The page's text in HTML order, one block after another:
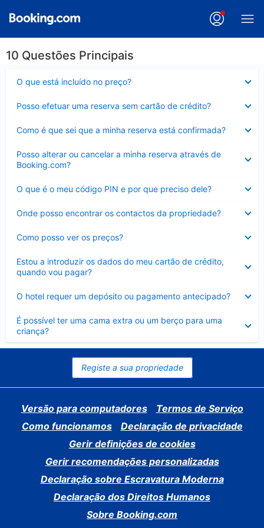
10 Questões Principais
O que está incluído no preço?
fechado
Posso efetuar uma reserva sem cartão de crédito?
fechado
Como é que sei que a minha reserva está confirmada?
fechado
Posso alterar ou cancelar a minha reserva através de
Booking.com?
fechado
O que é o meu código PIN e por que preciso dele?
fechado
Onde posso encontrar os contactos da propriedade?
fechado
Como posso ver os preços?
fechado
Estou a introduzir os dados do meu cartão de crédito,
quando vou pagar?
fechado
O hotel requer um depósito ou pagamento antecipado?
fechado
É possível ter uma cama extra ou um berço para uma
criança?
Elemento
fechado
Registe a sua propriedade
Versão para computadores
Termos de Serviço
Como funcionamos
Declaração de privacidade
Gerir definições de cookies
Gerir recomendações personalizadas
Declaração sobre Escravatura Moderna
Declaração dos Direitos Humanos
Sobre Booking.com